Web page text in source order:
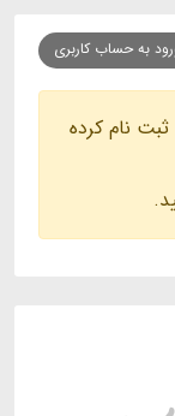
به حساب کاربری
نام کرده